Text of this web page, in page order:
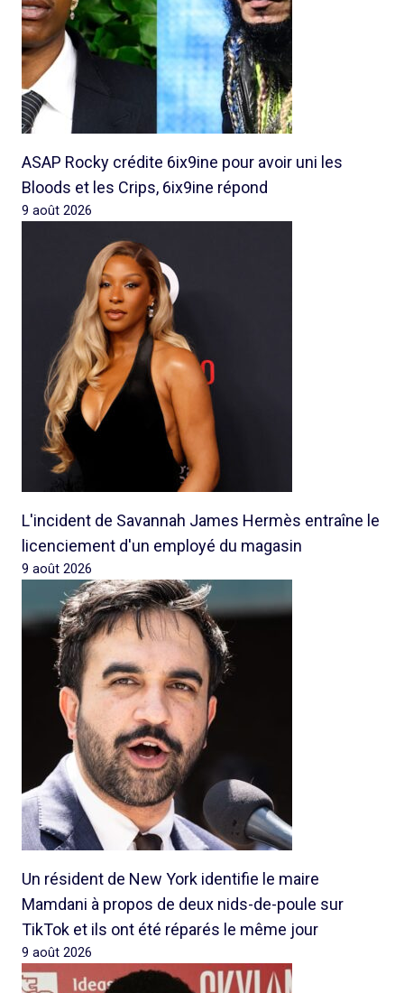
ASAP Rocky crédite 6ix9ine pour avoir uni les
Bloods et les Crips, 6ix9ine répond
9 août 2026
L'incident de Savannah James Hermès entraîne le
licenciement d'un employé du magasin
9 août 2026
Un résident de New York identifie le maire
Mamdani à propos de deux nids-de-poule sur
TikTok et ils ont été réparés le même jour
9 août 2026